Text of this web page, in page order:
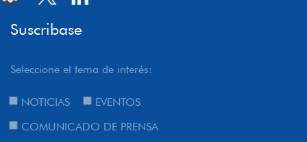
Suscribase
Seleccione el tema de interés:
NOTICIAS
EVENTOS
COMUNICADO DE PRENSA